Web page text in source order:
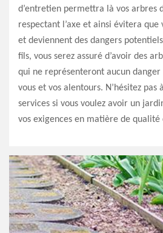
d’entretien permettra là vos arbres
respectant l’axe et ainsi évitera que
et deviennent des dangers
fils, vous serez assuré d’avoir des
qui ne représenteront aucun
vous et vos alentours. N’hésitez pas
services si vous voulez avoir un
vos exigences en matière de qualité